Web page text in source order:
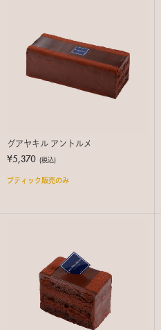
グアヤキル アントルメ
¥5,370 (税込)
ブティック販売のみ